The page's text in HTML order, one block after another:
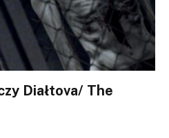
Diałtova/ The